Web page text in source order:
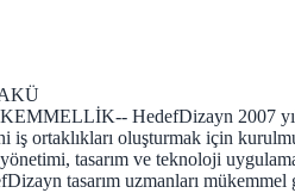
HedefDizayn 2007
iş ortaklıkları oluşturmak için
tasarım ve teknoloji
tasarım uzmanları